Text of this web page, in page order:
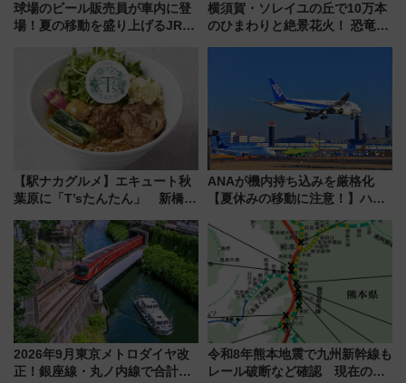
球場のビール販売員が車内に登
場！夏の移動を盛り上げるJR九
月7日限定 ソフトバンクホーク
スとコラボ
横須賀・ソレイユの丘で10万本
のひまわりと絶景花火！ 恐竜や
7月17日～開催）
【駅ナカグルメ】エキュート秋
葉原に「T’sたんたん」 新橋に
饅」、オムライス専門店「肉と
たまご」新グルメ続々登場！
【2026年8月】
ANAが機内持ち込みを厳格化
【夏休みの移動に注意！】ハン
「身の回り品」新サイズ制限
(40×30×20cm)おさらい
2026年9月東京メトロダイヤ改
正！銀座線・丸ノ内線で合計
令和8年熊本地震で九州新幹線も
レール破断など確認 現在の運